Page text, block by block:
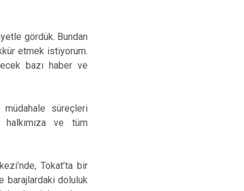
gördük. Bundan
etmek istiyorum.
bazı haber ve
müdahale süreçleri
ve tüm
Tokat’ta bir
barajlardaki doluluk